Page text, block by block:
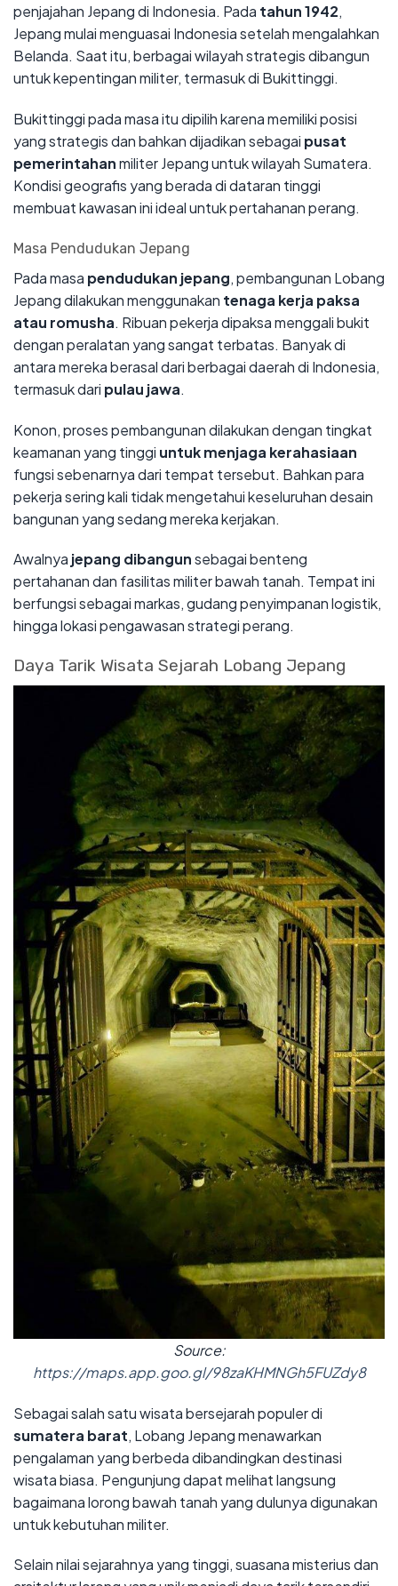
penjajahan Jepang di Indonesia. Pada tahun 1942,
Jepang mulai menguasai Indonesia setelah mengalahkan
Belanda. Saat itu, berbagai wilayah strategis dibangun
untuk kepentingan militer, termasuk di Bukittinggi.
Bukittinggi pada masa itu dipilih karena memiliki posisi
yang strategis dan bahkan dijadikan sebagai pusat
pemerintahanmiliter Jepang untuk wilayah Sumatera.
Kondisi geografis yang berada di dataran tinggi
membuat kawasan ini ideal untuk pertahanan perang.
Masa Pendudukan Jepang
Pada masa pendudukan jepang, pembangunan Lobang
Jepang dilakukan menggunakan tenaga kerja paksa
atau romusha. Ribuan pekerja dipaksa menggali bukit
dengan peralatan yang sangat terbatas. Banyak di
antara mereka berasal dari berbagai daerah di Indonesia,
termasuk dari pulau jawa.
Konon, proses pembangunan dilakukan dengan tingkat
keamanan yang tinggi untuk menjaga kerahasiaan
fungsi sebenarnya dari tempat tersebut. Bahkan para
pekerja sering kali tidak mengetahui keseluruhan desain
bangunan yang sedang mereka kerjakan.
Awalnya jepang dibangunsebagai benteng
pertahanan dan fasilitas militer bawah tanah. Tempat ini
berfungsi sebagai markas, gudang penyimpanan logistik,
hingga lokasi pengawasan strategi perang.
Daya Tarik Wisata Sejarah Lobang Jepang
Source:
https://maps.app.goo.gl/98zaKHMNGh5FUZdy8
Sebagai salah satu wisata bersejarah populer di
sumatera barat, Lobang Jepang menawarkan
pengalaman yang berbeda dibandingkan destinasi
wisata biasa. Pengunjung dapat melihat langsung
bagaimana lorong bawah tanah yang dulunya digunakan
untuk kebutuhan militer.
Selain nilai sejarahnya yang tinggi, suasana misterius dan